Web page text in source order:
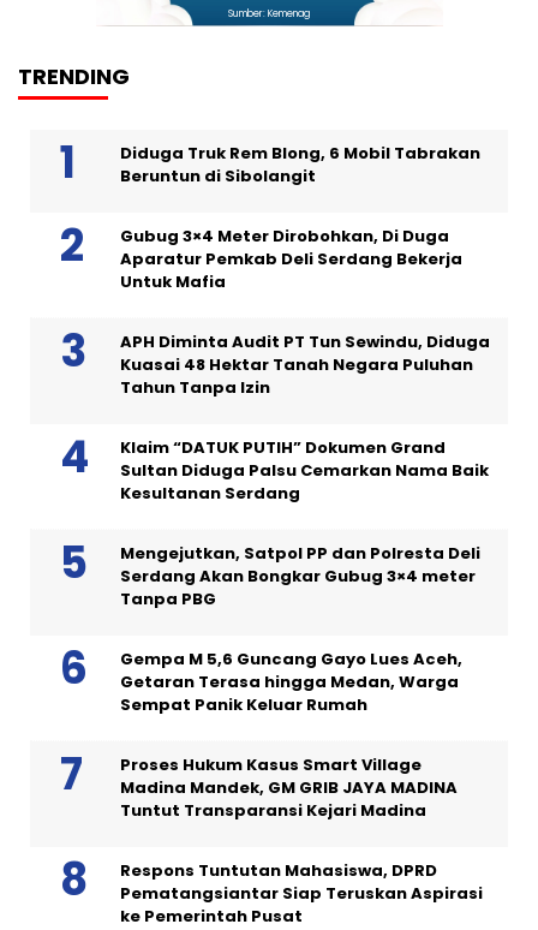
Sumber: Kemenag
TRENDING
Diduga Truk Rem Blong, 6 Mobil Tabrakan
Beruntun di Sibolangit
Gubug 3×4 Meter Dirobohkan, Di Duga
Aparatur Pemkab Deli Serdang Bekerja
Untuk Mafia
APH Diminta Audit PT Tun Sewindu, Diduga
Kuasai 48 Hektar Tanah Negara Puluhan
Tahun Tanpa Izin
Klaim “DATUK PUTIH” Dokumen Grand
Sultan Diduga Palsu Cemarkan Nama Baik
Kesultanan Serdang
Mengejutkan, Satpol PP dan Polresta Deli
Serdang Akan Bongkar Gubug 3×4 meter
Tanpa PBG
Gempa M 5,6 Guncang Gayo Lues Aceh,
Getaran Terasa hingga Medan, Warga
Sempat Panik Keluar Rumah
Proses Hukum Kasus Smart Village
Madina Mandek, GM GRIB JAYA MADINA
Tuntut Transparansi Kejari Madina
Respons Tuntutan Mahasiswa, DPRD
Pematangsiantar Siap Teruskan Aspirasi
ke Pemerintah Pusat